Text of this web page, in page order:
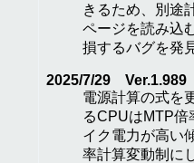
きるため、別途
ページを読み込
損するバグを発
2025/7/29 Ver.1.989
電源計算の式を
るCPUはMTP倍
イク電力が高い
率計算変動制に